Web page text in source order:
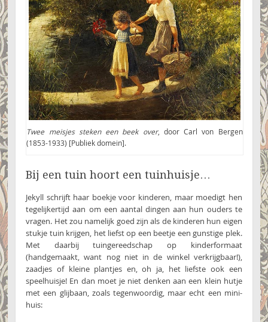
Twee meisjes steken een beek over, door Carl von Bergen
(1853-1933) [Publiek domein].
Bij een tuin hoort een tuinhuisje…
Jekyll schrijft haar boekje voor kinderen, maar moedigt hen
tegelijkertijd aan om een aantal dingen aan hun ouders te
vragen. Het zou namelijk goed zijn als de kinderen hun eigen
stukje tuin krijgen, het liefst op een beetje een gunstige plek.
Met daarbij tuingereedschap op kinderformaat
(handgemaakt, want nog niet in de winkel verkrijgbaar!),
zaadjes of kleine plantjes en, oh ja, het liefste ook een
speelhuisje! En dan moet je niet denken aan een klein hutje
met een glijbaan, zoals tegenwoordig, maar echt een mini-
huis: